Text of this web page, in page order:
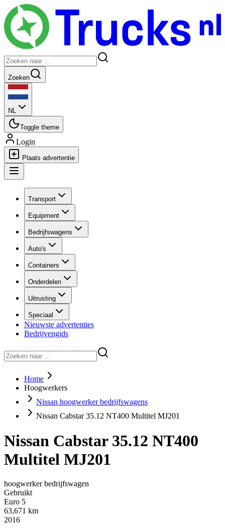
Zoeken
NL
Toggle theme
Login
Plaats advertentie
Transport
Equipment
Bedrijfswagens
Auto's
Containers
Onderdelen
Uitrusting
Speciaal
Nieuwste advertenties
Bedrijvengids
Home
Hoogwerkers
Nissan hoogwerker bedrijfswagens
Nissan Cabstar 35.12 NT400 Multitel MJ201
Nissan Cabstar 35.12 NT400
Multitel MJ201
hoogwerker bedrijfswagen
Gebruikt
Euro 5
63,671 km
2016